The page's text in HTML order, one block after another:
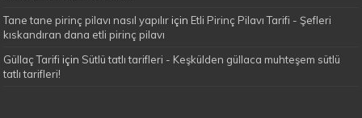
Tane tane pirinç pilavı nasıl yapılır için Etli Pirinç Pilavı Tarifi - Şefleri
kıskandıran dana etli pirinç pilavı
Güllaç Tarifi için Sütlü tatlı tarifleri - Keşkülden güllaca muhteşem sütlü
tatlı tarifleri!